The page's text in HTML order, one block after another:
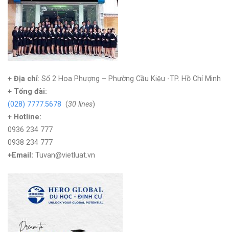
+ Địa chỉ: Số 2 Hoa Phượng – Phường Cầu Kiệu -TP. Hồ Chí Minh
+ Tổng đài:
(028) 7777.5678 (30 lines)
+ Hotline:
0936 234 777
0938 234 777
+Email: Tuvan@vietluat.vn